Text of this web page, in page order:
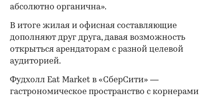
абсолютно органична».
В итоге жилая и офисная составляющие
дополняют друг друга, давая возможность
открыться арендаторам с разной целевой
аудиторией.
Фудхолл Eat Market в «СберСити» —
гастрономическое пространство с корнерами